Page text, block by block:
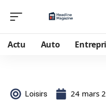
Actu Auto
Loisirs 24 mars